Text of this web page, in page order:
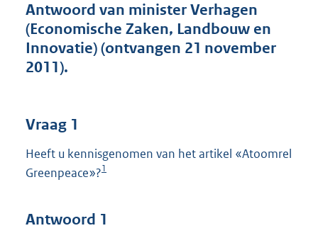
4
6
b
Antwoord van minister Verhagen
(Economische Zaken, Landbouw en
Innovatie) (ontvangen 21 november
2011).
Vraag 1
Heeft u kennisgenomen van het artikel «Atoomrel
Greenpeace»?1
Antwoord 1